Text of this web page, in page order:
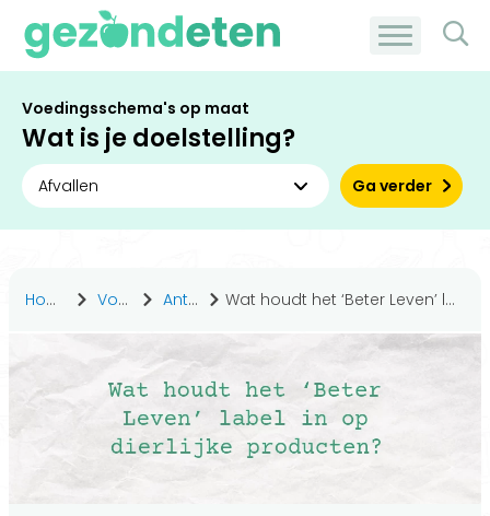
Voedingsschema's op maat
Wat is je doelstelling?
Ga verder
Home Voeding Antwoorden Wat houdt het ‘Beter Leven’ label in op dierlijke producten?